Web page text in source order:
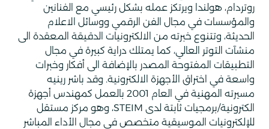
روتردام، هولندا ويرتكز عمله بشكل رئيسي مع الفنانين
والمؤسسات في مجال الفن الرقمي ووسائل الاعلام
الحديثة، وتتنوع خبرته من الالكترونيات الدقيقة المعقدة الى
منشآت التوتر العالي، كما يمتلك دراية كبيرة في مجال
التطبيقات المفتوحة المصدر بالإضافة الى أفكار وخبرات
واسعة في اختراق الأجهزة الالكترونية. وقد باشر رينيه
مسيرته المهنية في العام 2001 بالعمل كمهندس أجهزة
الكترونية/برمجيات ثابتة لدى STEIM، وهو مركز مستقل
للإلكترونيات الموسيقية متخصص في مجال الأداء المباشر